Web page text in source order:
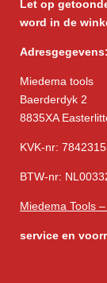
Let op
word in de
Adresgegevens:
Miedema tools
Baerderdyk 2
8835XA
KVK-nr:
BTW-nr:
Miedema Tools
service en